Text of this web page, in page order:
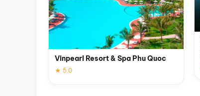
Vinpearl Resort & Spa Phu Quoc
★ 5.0